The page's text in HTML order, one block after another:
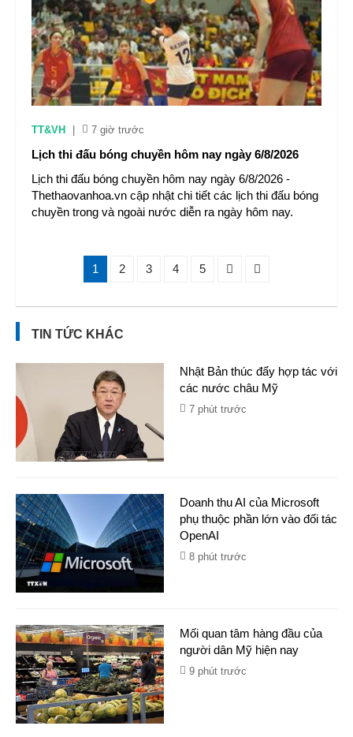
TT&VH 7 giờ trước
Lịch thi đấu bóng chuyền hôm nay ngày 6/8/2026
Lịch thi đấu bóng chuyền hôm nay ngày 6/8/2026 -
Thethaovanhoa.vn cập nhật chi tiết các lịch thi đấu bóng
chuyền trong và ngoài nước diễn ra ngày hôm nay.
1 2 3 4 5
TIN TỨC KHÁC
Nhật Bản thúc đẩy hợp tác với
các nước châu Mỹ
7 phút trước
Doanh thu AI của Microsoft
phụ thuộc phần lớn vào đối tác
OpenAI
8 phút trước
Mối quan tâm hàng đầu của
người dân Mỹ hiện nay
9 phút trước